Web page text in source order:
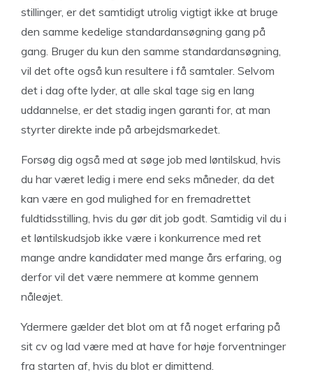
stillinger, er det samtidigt utrolig vigtigt ikke at bruge
den samme kedelige standardansøgning gang på
gang. Bruger du kun den samme standardansøgning,
vil det ofte også kun resultere i få samtaler. Selvom
det i dag ofte lyder, at alle skal tage sig en lang
uddannelse, er det stadig ingen garanti for, at man
styrter direkte inde på arbejdsmarkedet.
Forsøg dig også med at søge job med løntilskud, hvis
du har været ledig i mere end seks måneder, da det
kan være en god mulighed for en fremadrettet
fuldtidsstilling, hvis du gør dit job godt. Samtidig vil du i
et løntilskudsjob ikke være i konkurrence med ret
mange andre kandidater med mange års erfaring, og
derfor vil det være nemmere at komme gennem
nåleøjet.
Ydermere gælder det blot om at få noget erfaring på
sit cv og lad være med at have for høje forventninger
fra starten af, hvis du blot er dimittend.